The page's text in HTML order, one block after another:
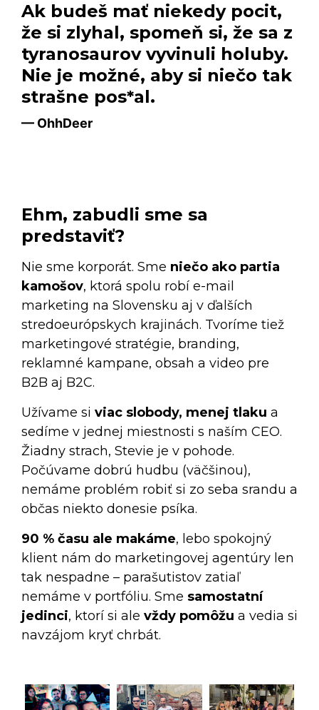
Ak budeš mať niekedy pocit,
že si zlyhal, spomeň si, že sa z
tyranosaurov vyvinuli holuby.
Nie je možné, aby si niečo tak
strašne pos*al.
— OhhDeer
Ehm, zabudli sme sa
predstaviť?
Nie sme korporát. Sme niečo ako partia
kamošov, ktorá spolu robí e-mail
marketing na Slovensku aj v ďalších
stredoeurópskych krajinách. Tvoríme tiež
marketingové stratégie, branding,
reklamné kampane, obsah a video pre
B2B aj B2C.
Užívame si viac slobody, menej tlaku a
sedíme v jednej miestnosti s naším CEO.
Žiadny strach, Stevie je v pohode.
Počúvame dobrú hudbu (väčšinou),
nemáme problém robiť si zo seba srandu a
občas niekto donesie psíka.
90 % času ale makáme, lebo spokojný
klient nám do marketingovej agentúry len
tak nespadne – parašutistov zatiaľ
nemáme v portfóliu. Sme samostatní
jedinci, ktorí si ale vždy pomôžu a vedia si
navzájom kryť chrbát.